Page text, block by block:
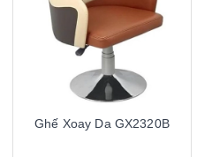
Ghế Xoay Da GX2320B